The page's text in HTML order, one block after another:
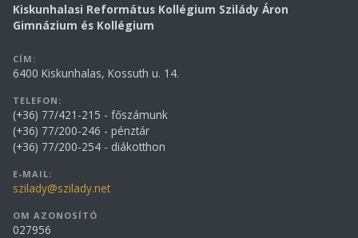
Kiskunhalasi Református Kollégium Szilády Áron
Gimnázium és Kollégium
CÍM:
6400 Kiskunhalas, Kossuth u. 14.
TELEFON:
(+36) 77/421-215 - főszámunk
(+36) 77/200-246 - pénztár
(+36) 77/200-254 - diákotthon
E-MAIL:
szilady@szilady.net
OM AZONOSÍTÓ
027956